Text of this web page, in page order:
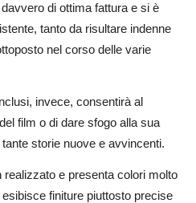
di ottima fattura e si è
tanto da risultare indenne
nel corso delle varie
invece, consentirà al
film o di dare sfogo alla sua
storie nuove e avvincenti.
e presenta colori molto
finiture piuttosto precise